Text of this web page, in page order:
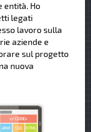
entità. Ho
legati
lavoro sulla
aziende e
sul progetto
nuova